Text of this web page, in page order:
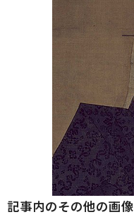
記事内のその他の画像